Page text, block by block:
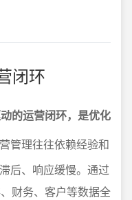
闭环
的运营闭环，是优化
管理往往依赖经验和
后、响应缓慢。通过
财务、客户等数据全